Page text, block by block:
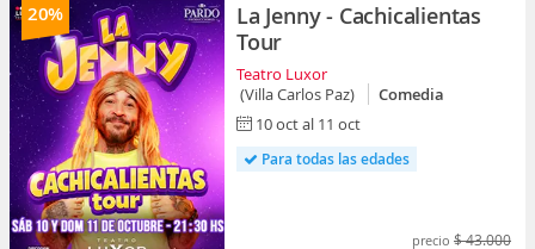
20%
La Jenny - Cachicalientas
Tour
Teatro Luxor
(Villa Carlos Paz)
Comedia
10 oct al 11 oct
Para todas las edades
precio $ 43.000